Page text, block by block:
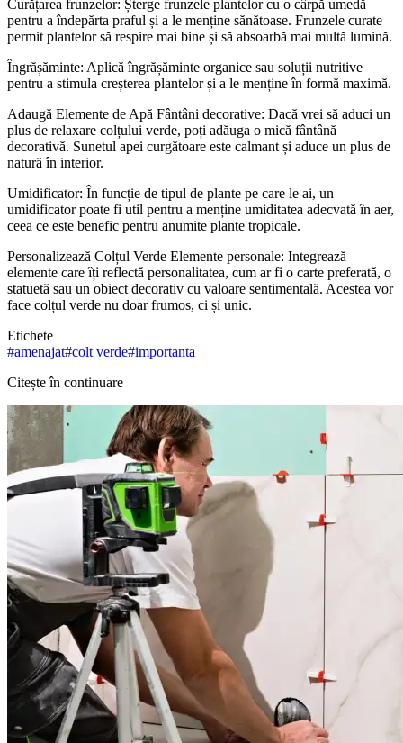
Curățarea frunzelor: Șterge frunzele plantelor cu o cârpă umedă
pentru a îndepărta praful și a le menține sănătoase. Frunzele curate
permit plantelor să respire mai bine și să absoarbă mai multă lumină.
Îngrășăminte: Aplică îngrășăminte organice sau soluții nutritive
pentru a stimula creșterea plantelor și a le menține în formă maximă.
Adaugă Elemente de Apă Fântâni decorative: Dacă vrei să aduci un
plus de relaxare colțului verde, poți adăuga o mică fântână
decorativă. Sunetul apei curgătoare este calmant și aduce un plus de
natură în interior.
Umidificator: În funcție de tipul de plante pe care le ai, un
umidificator poate fi util pentru a menține umiditatea adecvată în aer,
ceea ce este benefic pentru anumite plante tropicale.
Personalizează Colțul Verde Elemente personale: Integrează
elemente care îți reflectă personalitatea, cum ar fi o carte preferată, o
statuetă sau un obiect decorativ cu valoare sentimentală. Acestea vor
face colțul verde nu doar frumos, ci și unic.
Etichete
#amenajat#colt verde#importanta
Citește în continuare